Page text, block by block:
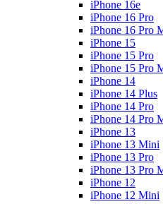
iPhone 16e
iPhone 16 Pro
iPhone 16 Pro
iPhone 15
iPhone 15 Pro
iPhone 15 Pro
iPhone 14
iPhone 14 Plus
iPhone 14 Pro
iPhone 14 Pro
iPhone 13
iPhone 13 Mini
iPhone 13 Pro
iPhone 13 Pro
iPhone 12
iPhone 12 Mini